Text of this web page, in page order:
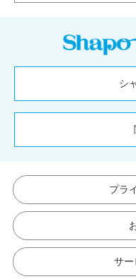
シ
プラ
サー